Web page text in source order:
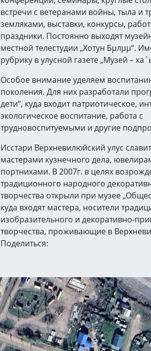
встречи с ветеранами войны, тыла и
земляками, выставки, конкурсы,
праздники. Постоянно выходят
местной телестудии „Хотун Бµлµµ“.
рубрику в улусной газете „Музей –
Особое внимание уделяем
поколения. Для них разработали
дети“, куда входит патриотическое,
экологическое воспитание, работа с
трудновоспитуемыми и другие
Исстари Верхневилюйский улус
мастерами кузнечного дела,
портнихами. В 2007г. в целях
традиционного народного
творчества открыли при музее
куда входят мастера, носители
изобразительного и декоративно-
творчества, проживающие в
Поделиться: